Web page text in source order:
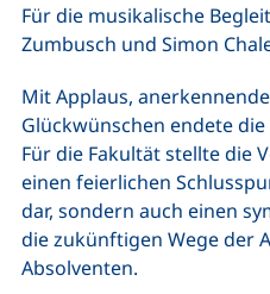
Für die musikalische
Zumbusch und Simon
Mit Applaus,
Glückwünschen endete
Für die Fakultät stellte die
einen feierlichen
dar, sondern auch einen
die zukünftigen Wege der
Absolventen.